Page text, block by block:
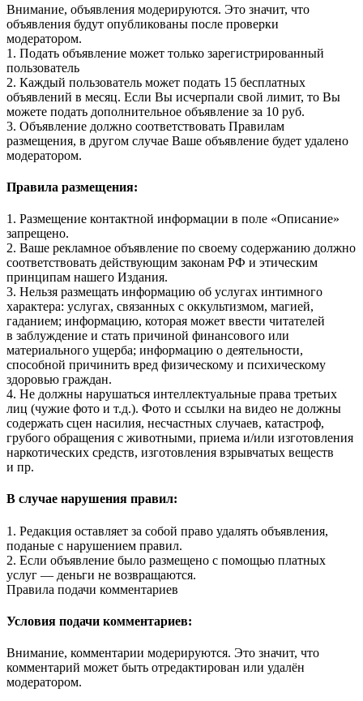
Внимание, объявления модерируются. Это значит, что
объявления будут опубликованы после проверки
модератором.
1. Подать объявление может только зарегистрированный
пользователь
2. Каждый пользователь может подать 15 бесплатных
объявлений в месяц. Если Вы исчерпали свой лимит, то Вы
можете подать дополнительное объявление за 10 руб.
3. Объявление должно соответствовать Правилам
размещения, в другом случае Ваше объявление будет удалено
модератором.
Правила размещения:
1. Размещение контактной информации в поле «Описание»
запрещено.
2. Ваше рекламное объявление по своему содержанию должно
соответствовать действующим законам РФ и этическим
принципам нашего Издания.
3. Нельзя размещать информацию об услугах интимного
характера: услугах, связанных с оккультизмом, магией,
гаданием; информацию, которая может ввести читателей
в заблуждение и стать причиной финансового или
материального ущерба; информацию о деятельности,
способной причинить вред физическому и психическому
здоровью граждан.
4. Не должны нарушаться интеллектуальные права третьих
лиц (чужие фото и т.д.). Фото и ссылки на видео не должны
содержать сцен насилия, несчастных случаев, катастроф,
грубого обращения с животными, приема и/или изготовления
наркотических средств, изготовления взрывчатых веществ
и пр.
В случае нарушения правил:
1. Редакция оставляет за собой право удалять объявления,
поданые с нарушением правил.
2. Если объявление было размещено с помощью платных
услуг — деньги не возвращаются.
Правила подачи комментариев
Условия подачи комментариев:
Внимание, комментарии модерируются. Это значит, что
комментарий может быть отредактирован или удалён
модератором.